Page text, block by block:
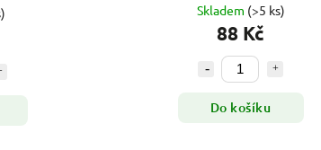
Skladem (>5 ks)
88 Kč
Do košíku